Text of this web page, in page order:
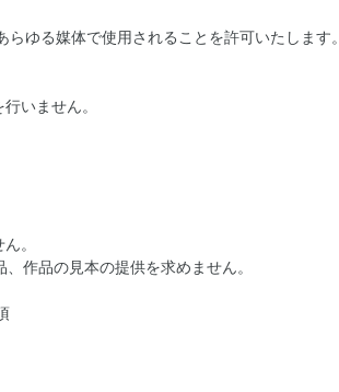
ゆる媒体で使用されることを許可いたします。
いません。
。
作品の見本の提供を求めません。